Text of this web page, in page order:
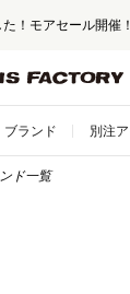
！モアセール開催！
ブランド 別注
ド一覧